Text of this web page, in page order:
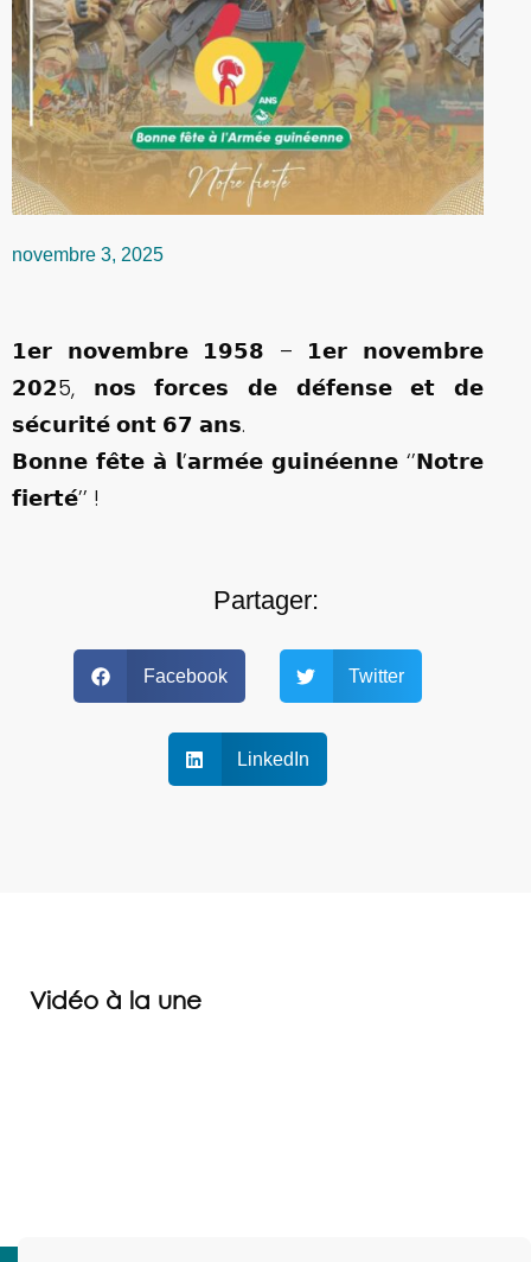
novembre 3, 2025
𝟭𝗲𝗿 𝗻𝗼𝘃𝗲𝗺𝗯𝗿𝗲 𝟭𝟵𝟱𝟴 – 𝟭𝗲𝗿 𝗻𝗼𝘃𝗲𝗺𝗯𝗿𝗲
𝟮𝟬𝟮5, 𝗻𝗼𝘀 𝗳𝗼𝗿𝗰𝗲𝘀 𝗱𝗲 𝗱𝗲́𝗳𝗲𝗻𝘀𝗲 𝗲𝘁 𝗱𝗲
𝘀𝗲́𝗰𝘂𝗿𝗶𝘁𝗲́ 𝗼𝗻𝘁 𝟲𝟳 𝗮𝗻𝘀.
𝗕𝗼𝗻𝗻𝗲 𝗳𝗲̂𝘁𝗲 𝗮̀ 𝗹’𝗮𝗿𝗺𝗲́𝗲 𝗴𝘂𝗶𝗻𝗲́𝗲𝗻𝗻𝗲 ‘’𝗡𝗼𝘁𝗿𝗲
𝗳𝗶𝗲𝗿𝘁𝗲́’’ !
Partager:
Facebook Twitter
LinkedIn
Vidéo à la une